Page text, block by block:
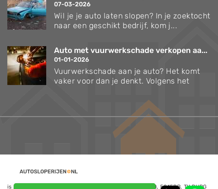
07-03-2026
Wil je je auto laten slopen? In je zoektocht
naar een geschikt bedrijf, kom j...
Auto met vuurwerkschade verkopen aa...
01-01-2026
Vuurwerkschade aan je auto? Het komt
vaker voor dan je denkt. Volgens het
is een website van NoQ B.V., Kapitein Hatterasstraat 30, 5015BB, TILBURG